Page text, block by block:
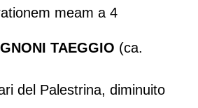
meam a 4
TAEGGIO (ca.
del Palestrina, diminuito